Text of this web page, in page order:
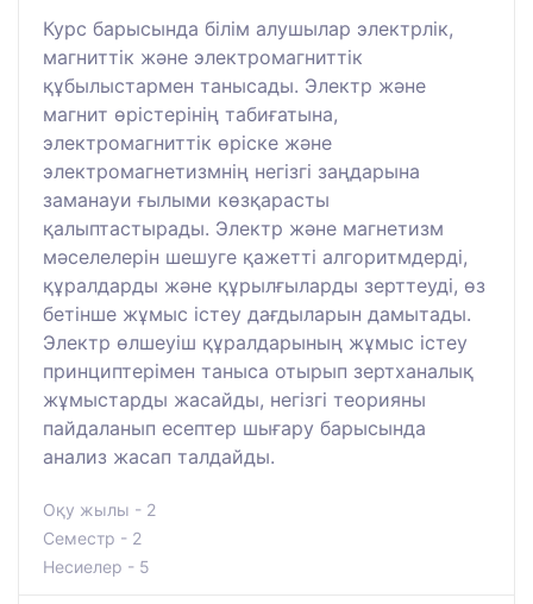
Курс барысында білім алушылар электрлік,
магниттік және электромагниттік
құбылыстармен танысады. Электр және
магнит өрістерінің табиғатына,
электромагниттік өріске және
электромагнетизмнің негізгі заңдарына
заманауи ғылыми көзқарасты
қалыптастырады. Электр және магнетизм
мәселелерін шешуге қажетті алгоритмдерді,
құралдарды және құрылғыларды зерттеуді, өз
бетінше жұмыс істеу дағдыларын дамытады.
Электр өлшеуіш құралдарының жұмыс істеу
принциптерімен таныса отырып зертханалық
жұмыстарды жасайды, негізгі теорияны
пайдаланып есептер шығару барысында
анализ жасап талдайды.
Оқу жылы - 2
Семестр - 2
Несиелер - 5